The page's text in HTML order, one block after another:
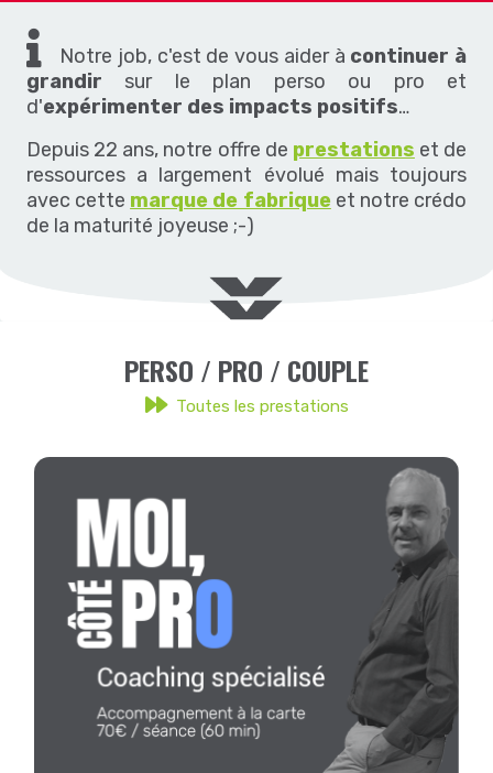
Notre job, c'est de vous aider à continuer à
grandir sur le plan perso ou pro et
d'expérimenter des impacts positifs…
Depuis 22 ans, notre offre de prestations et de
ressources a largement évolué mais toujours
avec cette marque de fabrique et notre crédo
de la maturité joyeuse ;-)
PERSO / PRO / COUPLE
Toutes les prestations